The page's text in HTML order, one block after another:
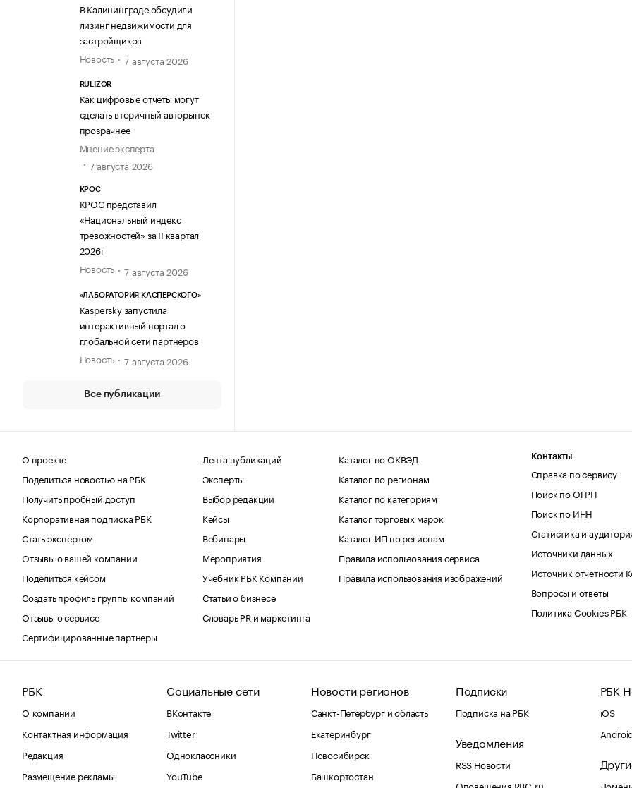
В Калининграде обсудили
лизинг недвижимости для
застройщиков
Новость
7 августа 2026
RULIZOR
Как цифровые отчеты могут
сделать вторичный авторынок
прозрачнее
Мнение эксперта
7 августа 2026
КРОС
КРОС представил
«Национальный индекс
тревожностей» за II квартал
2026г
Новость
7 августа 2026
«ЛАБОРАТОРИЯ КАСПЕРСКОГО»
Kaspersky запустила
интерактивный портал о
глобальной сети партнеров
Новость
7 августа 2026
Все публикации
О проекте
Поделиться новостью на РБК
Получить пробный доступ
Корпоративная подписка РБК
Стать экспертом
Отзывы о вашей компании
Поделиться кейсом
Создать профиль группы компаний
Отзывы о сервисе
Сертифицированные партнеры
Лента публикаций
Эксперты
Выбор редакции
Кейсы
Вебинары
Мероприятия
Учебник РБК Компании
Статьи о бизнесе
Словарь PR и маркетинга
Каталог по ОКВЭД
Каталог по регионам
Каталог по категориям
Каталог торговых марок
Каталог ИП по регионам
Правила использования сервиса
Правила использования изображений
Контакты
Справка по сервису
Поиск по ОГРН
Поиск по ИНН
Статистика и
Источники данных
Источник отчетности
Вопросы и ответы
Политика Cookies РБК
РБК
О компании
Контактная информация
Редакция
Размещение рекламы
Социальные сети
ВКонтакте
Twitter
Одноклассники
YouTube
Новости регионов
Санкт-Петербург и область
Екатеринбург
Новосибирск
Башкортостан
Подписки
Подписка на РБК
Уведомления
RSS Новости
Оповещения RBC.ru
РБК
iOS